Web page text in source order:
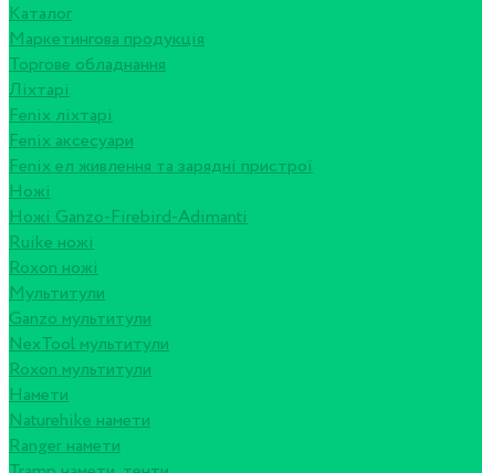
Каталог
Маркетингова продукція
Торгове обладнання
Ліхтарі
Fenix ліхтарі
Fenix аксесуари
Fenix ел живлення та зарядні пристрої
Ножі
Ножі Ganzo-Firebird-Adimanti
Ruike ножі
Roxon ножi
Мультитули
Ganzo мультитули
NexTool мультитули
Roxon мультитули
Намети
Naturehike намети
Ranger намети